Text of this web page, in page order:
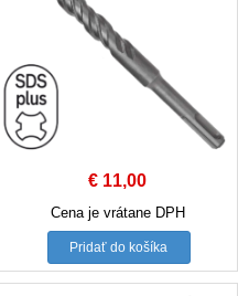
€ 11,00
Cena je vrátane DPH
Pridať do košíka